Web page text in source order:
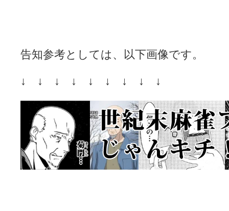
告知参考としては、以下画像です。
↓ ↓ ↓ ↓ ↓ ↓ ↓ ↓ ↓